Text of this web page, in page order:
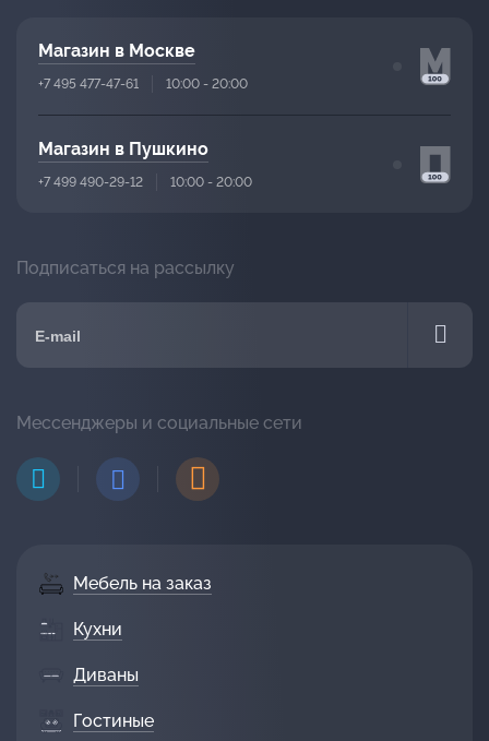
Мебель на заказ
Кухни
Диваны
Гостиные
Магазин в Москве
+7 495 477-47-61 10:00 - 20:00
Магазин в Пушкино
+7 499 490-29-12 10:00 - 20:00
Подписаться на рассылку
Мессенджеры и социальные сети